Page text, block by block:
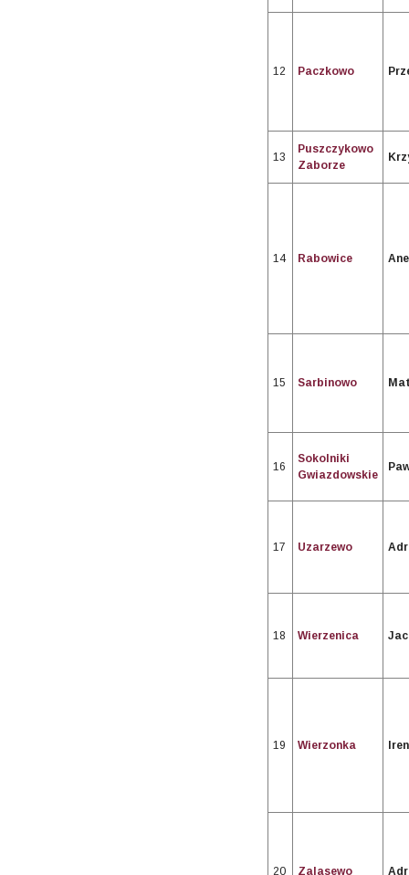
12 Paczkowo
13
Puszczykowo
Zaborze
14 Rabowice
15 Sarbinowo
16
Sokolniki
Gwiazdowskie
17 Uzarzewo
18 Wierzenica
19 Wierzonka
20 Zalasewo